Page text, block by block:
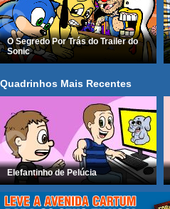
O Segredo Por Trás do Trailer do
Sonic
Quadrinhos Mais Recentes
Elefantinho de Pelúcia